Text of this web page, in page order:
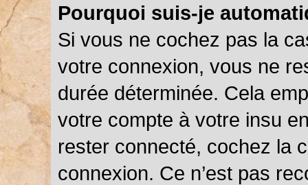
Pourquoi suis-je
Si vous ne cochez pas la
votre connexion, vous ne
durée déterminée. Cela
votre compte à votre insu
rester connecté, cochez la
connexion. Ce n’est pas